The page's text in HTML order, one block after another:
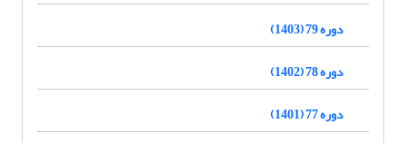
دوره 79 (1403)
دوره 78 (1402)
دوره 77 (1401)